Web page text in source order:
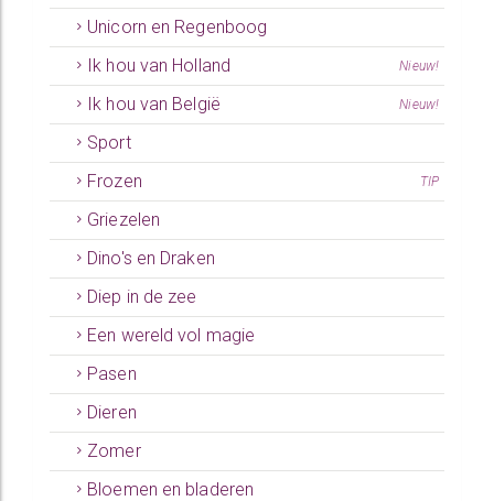
Unicorn en Regenboog
Ik hou van Holland
Nieuw!
Ik hou van België Nieuw!
Sport
Frozen
TIP
Griezelen
Dino's en Draken
Diep in de zee
Een wereld vol magie
Pasen
Dieren
Zomer
Bloemen en bladeren